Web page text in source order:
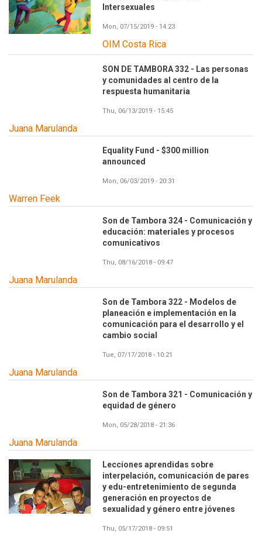
Intersexuales
Mon, 07/15/2019 - 14:23
OIM Costa Rica
SON DE TAMBORA 332 - Las personas
y comunidades al centro de la
respuesta humanitaria
Thu, 06/13/2019 - 15:45
Juana Marulanda
Equality Fund - $300 million
announced
Mon, 06/03/2019 - 20:31
Warren Feek
Son de Tambora 324 - Comunicación y
educación: materiales y procesos
comunicativos
Thu, 08/16/2018 - 09:47
Juana Marulanda
Son de Tambora 322 - Modelos de
planeación e implementación en la
comunicación para el desarrollo y el
cambio social
Tue, 07/17/2018 - 10:21
Juana Marulanda
Son de Tambora 321 - Comunicación y
equidad de género
Mon, 05/28/2018 - 21:36
Juana Marulanda
Lecciones aprendidas sobre
interpelación, comunicación de pares
y edu-entretenimiento de segunda
generación en proyectos de
sexualidad y género entre jóvenes
Thu, 05/17/2018 - 09:51